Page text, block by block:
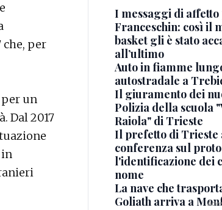
per
un
Dal 2017
in
I messaggi di
Franceschin: così il
basket gli è stato
all’ultimo
Auto in fiamme
autostradale a
Il giuramento dei
Polizia della scuola
Raiola" di Trieste
Il prefetto di Trieste
conferenza sul
l'identificazione dei
nome
La nave che
Goliath arriva a